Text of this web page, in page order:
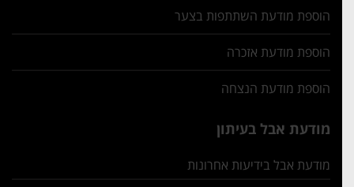
הוספת מודעת השתתפות בצער
הוספת מודעת אזכרה
הוספת מודעת הנצחה
מודעת אבל בעיתון
מודעת אבל בידיעות אחרונות